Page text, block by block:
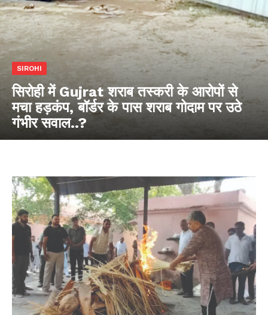
SIROHI
सिरोही में Gujrat शराब तस्करी के आरोपों से
मचा हड़कंप, बॉर्डर के पास शराब गोदाम पर उठे
गंभीर सवाल..?